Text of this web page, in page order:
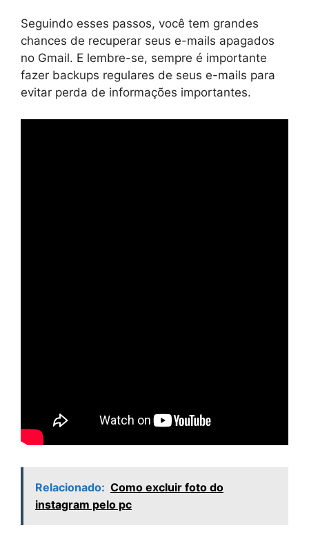
Seguindo esses passos, você tem grandes
chances de recuperar seus e-mails apagados
no Gmail. E lembre-se, sempre é importante
fazer backups regulares de seus e-mails para
evitar perda de informações importantes.
Relacionado: Como excluir foto do
instagram pelo pc